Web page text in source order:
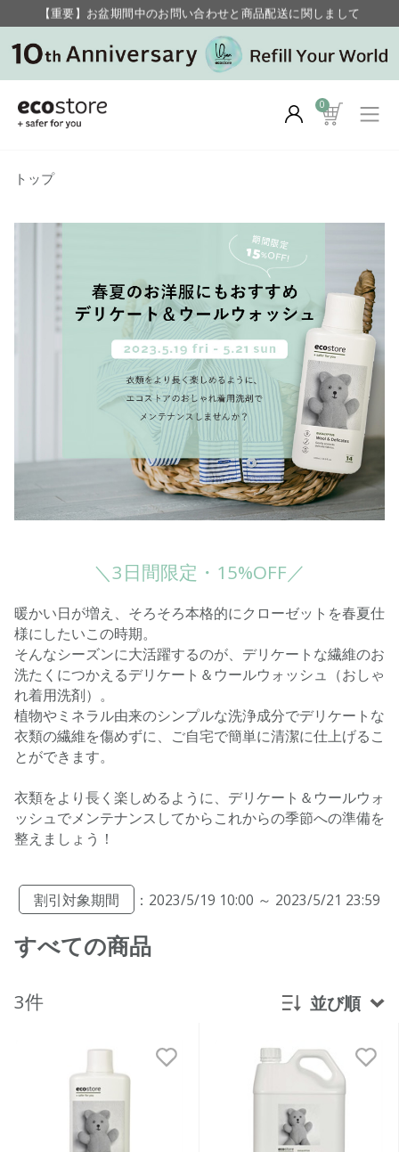
【重要】お盆期間中のお問い合わせと商品配送に関しまして
毎月お得にポイントが貯まる！ “月のポイントアップデー”
0
トップ
＼3日間限定・15%OFF／
暖かい日が増え、そろそろ本格的にクローゼットを春夏仕
様にしたいこの時期。
そんなシーズンに大活躍するのが、デリケートな繊維のお
洗たくにつかえるデリケート＆ウールウォッシュ（おしゃ
れ着用洗剤）。
植物やミネラル由来のシンプルな洗浄成分でデリケートな
衣類の繊維を傷めずに、ご自宅で簡単に清潔に仕上げるこ
とができます。
衣類をより長く楽しめるように、デリケート＆ウールウォ
ッシュでメンテナンスしてからこれからの季節への準備を
整えましょう！
割引対象期間 ：2023/5/19 10:00 ～ 2023/5/21 23:59
すべての商品
3件 並び順
発売日順
価格が安い
価格が高い